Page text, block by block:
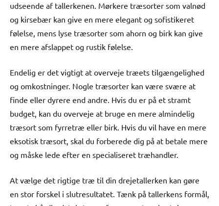
udseende af tallerkenen. Mørkere træsorter som valnød
og kirsebær kan give en mere elegant og sofistikeret
følelse, mens lyse træsorter som ahorn og birk kan give
en mere afslappet og rustik følelse.
Endelig er det vigtigt at overveje træets tilgængelighed
og omkostninger. Nogle træsorter kan være svære at
finde eller dyrere end andre. Hvis du er på et stramt
budget, kan du overveje at bruge en mere almindelig
træsort som fyrretræ eller birk. Hvis du vil have en mere
eksotisk træsort, skal du forberede dig på at betale mere
og måske lede efter en specialiseret træhandler.
At vælge det rigtige træ til din drejetallerken kan gøre
en stor forskel i slutresultatet. Tænk på tallerkens formål,